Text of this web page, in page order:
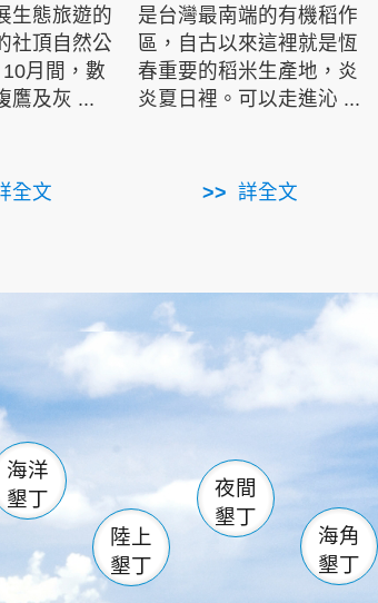
生態旅遊的
社頂自然公
月間，數
鷹及灰 ...
全文
是台灣最南端的有機稻作
區，自古以來這裡就是恆
春重要的稻米生產地，炎
炎夏日裡。可以走進沁 ...
詳全文
生館 滿州
恆春
龍鑾潭自然中心 森林遊樂區
瓊麻館 墾管處遊客中心
社頂公園 風
船帆石香蕉灣
鵝鑾鼻
海洋
墾丁
陸上
墾丁
夜間
墾丁
海角
墾丁